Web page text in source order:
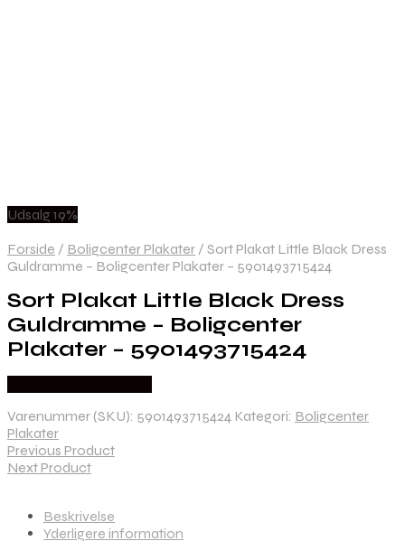
Udsalg 19%
Forside / Boligcenter Plakater / Sort Plakat Little Black Dress
Guldramme – Boligcenter Plakater – 5901493715424
Sort Plakat Little Black Dress
Guldramme – Boligcenter
Plakater – 5901493715424
Varenummer (SKU): 5901493715424 Kategori: Boligcenter
Plakater
Previous Product
Next Product
Beskrivelse
Yderligere information